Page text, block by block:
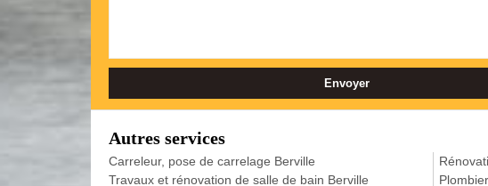
Autres services
Carreleur, pose de carrelage Berville
Travaux et rénovation de salle de bain Berville